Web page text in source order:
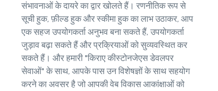
संभावनाओं के दायरे का द्वार खोलते हैं। रणनीतिक रूप से
सूची हुक, फ़ील्ड हुक और स्कीमा हुक का लाभ उठाकर, आप
एक सहज उपयोगकर्ता अनुभव बना सकते हैं, उपयोगकर्ता
जुड़ाव बढ़ा सकते हैं और प्रक्रियाओं को सुव्यवस्थित कर
सकते हैं। और हमारी "किराए कीस्टोनजेएस डेवलपर
सेवाओं" के साथ, आपके पास उन विशेषज्ञों के साथ सहयोग
करने का अवसर है जो आपकी वेब विकास आकांक्षाओं को